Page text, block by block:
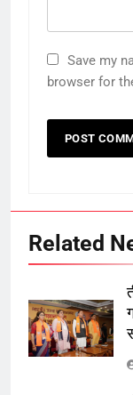
Save my
browser for
Related